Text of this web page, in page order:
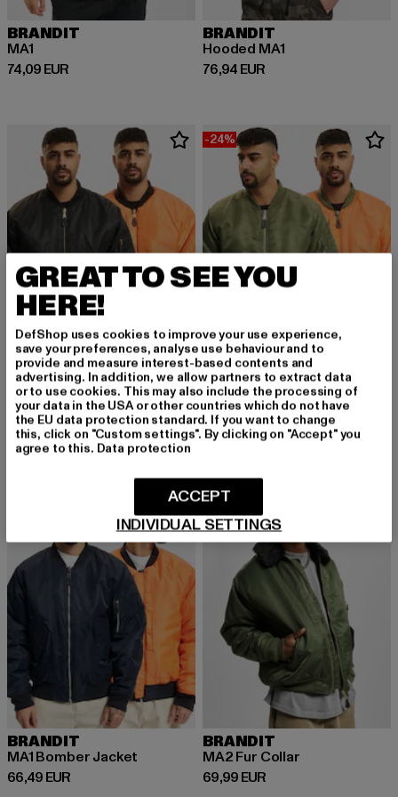
BRANDIT
MA1
74,09 EUR
Derzeitiger Preis: 74,09 EUR
BRANDIT
Hooded MA1
76,94 EUR
Derzeitiger Preis: 76,94 EUR
BRANDIT
MA1
69,99 EUR
Derzeitiger Preis: 69,99 EUR
-24%
BRANDIT
MA1
53,19 EUR
Derzeitiger Preis: 53,19 EUR
69,99 EURAktionspreis:
BRANDIT
MA1 Bomber Jacket
66,49 EUR
Derzeitiger Preis: 66,49 EUR
NEU
BRANDIT
MA2 Fur Collar
69,99 EUR
Derzeitiger Preis: 69,99 EUR
GREAT TO SEE YOU
HERE!
DefShop uses cookies to improve your use experience,
save your preferences, analyse use behaviour and to
provide and measure interest-based contents and
advertising. In addition, we allow partners to extract data
or to use cookies. This may also include the processing of
your data in the USA or other countries which do not have
the EU data protection standard. If you want to change
this, click on "Custom settings". By clicking on "Accept" you
agree to this. Data protection
INDIVIDUAL SETTINGS
ACCEPT